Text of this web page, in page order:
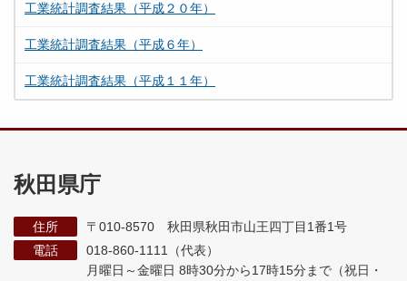
工業統計調査結果（平成２０年）
工業統計調査結果（平成６年）
工業統計調査結果（平成１１年）
秋田県庁
住所
〒010-8570 秋田県秋田市山王四丁目1番1号
電話
018-860-1111（代表）
月曜日～金曜日 8時30分から17時15分まで （祝日・